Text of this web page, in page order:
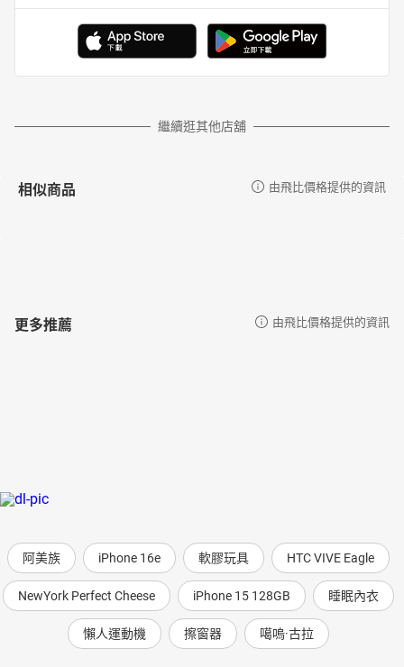
繼續逛其他店舖
相似商品 由飛比價格提供的資訊
更多推薦 由飛比價格提供的資訊
阿美族 iPhone 16e 軟膠玩具 HTC VIVE Eagle
NewYork Perfect Cheese iPhone 15 128GB 睡眠內衣
懶人運動機 擦窗器 噶嗚·古拉